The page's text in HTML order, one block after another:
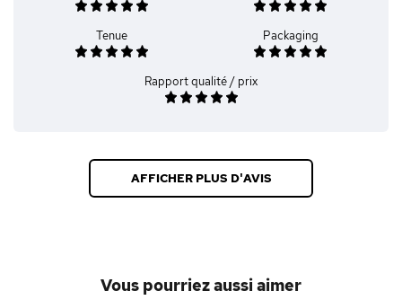
Tenue Packaging
Rapport qualité / prix
AFFICHER PLUS D'AVIS
Vous pourriez aussi aimer